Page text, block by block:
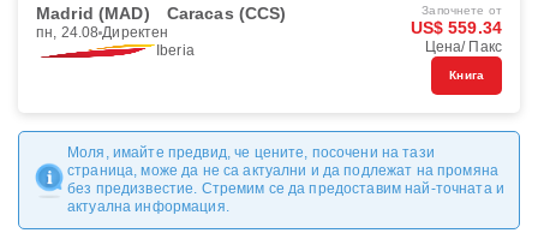
Madrid (MAD) Caracas (CCS)
пн, 24.08 Директен
Iberia
Започнете от
US$ 559.34
Цена/ Пакс
Книга
Моля, имайте предвид, че цените, посочени на тази
страница, може да не са актуални и да подлежат на промяна
без предизвестие. Стремим се да предоставим най-точната и
актуална информация.